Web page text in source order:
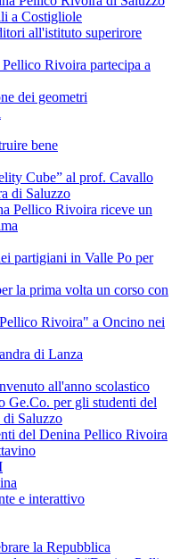
a Costigliole
all'istituto superirore
Rivoira partecipa a
dei geometri
bene
Cube” al prof. Cavallo
di Saluzzo
Pellico Rivoira riceve un
partigiani in Valle Po per
la prima volta un corso con
Rivoira" a Oncino nei
di Lanza
all'anno scolastico
Ge.Co. per gli studenti del
Saluzzo
del Denina Pellico Rivoira
e interattivo
la Repubblica